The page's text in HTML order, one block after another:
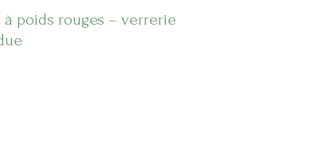
poids rouges – verrerie